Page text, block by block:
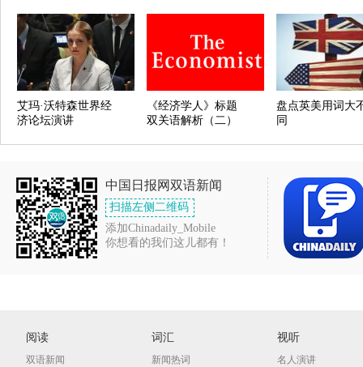
艾玛·沃特森世界经
济论坛演讲
《经济学人》标题
双关语解析（二）
盘点英美用词大
同
中国日报网双语新闻
扫描左侧二维码
添加Chinadaily_Mobile
你想看的我们这儿都有！
阅读
双语新闻
词汇
新闻热词
视听
名人演讲